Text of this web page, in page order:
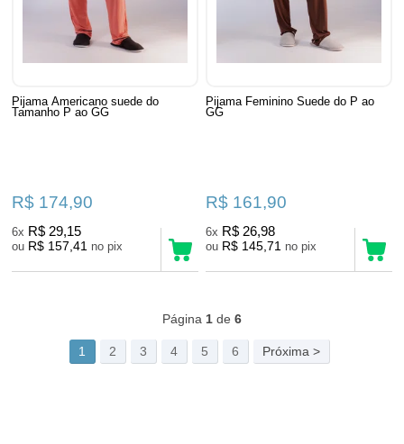
Pijama Americano suede do
Tamanho P ao GG
R$ 174,90
6x R$ 29,15
ou R$ 157,41 no pix
Pijama Feminino Suede do P ao
GG
R$ 161,90
6x R$ 26,98
ou R$ 145,71 no pix
Página 1de 6
1 2 3 4 5 6 Próxima >